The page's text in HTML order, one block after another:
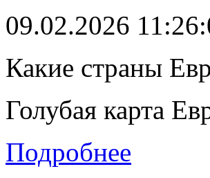
09.02.2026
Какие страны
Голубая карта
Подробнее